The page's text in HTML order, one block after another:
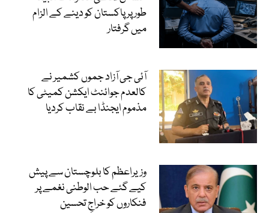
طور پر پاکستان کو دینے کے الزام
میں گرفتار
آئی جی آزاد جموں کشمیر نے
کالعدم جوائنٹ ایکشن کمیٹی کا
مذموم ایجنڈا بے نقاب کردیا
وزیراعظم کا بلوچستان سے پیش
کیے گئے حب الوطنی نغمے پر
فنکاروں کو خراجِ تحسین